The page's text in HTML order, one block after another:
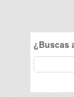
¿Buscas